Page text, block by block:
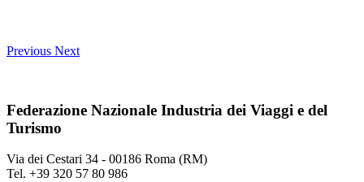
Previous Next
Federazione Nazionale Industria dei Viaggi e del
Turismo
Via dei Cestari 34 - 00186 Roma (RM)
Tel. +39 320 57 80 986